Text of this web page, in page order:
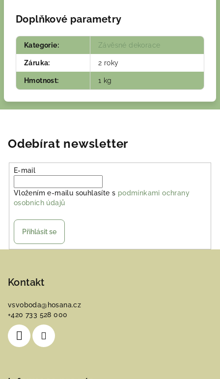
Doplňkové parametry
Kategorie: Závěsné dekorace
Záruka: 2 roky
Hmotnost: 1 kg
Odebírat newsletter
E-mail
Vložením e-mailu souhlasíte s podmínkami ochrany
osobních údajů
Přihlásit se
Kontakt
vsvoboda@ hosana.cz
+420 733 528 000